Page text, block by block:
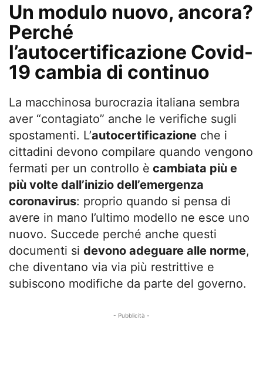
Un modulo nuovo, ancora?
Perché
l’autocertificazione Covid-
19 cambia di continuo
La macchinosa burocrazia italiana sembra
aver “contagiato” anche le verifiche sugli
spostamenti. L’autocertificazione che i
cittadini devono compilare quando vengono
fermati per un controllo è cambiata più e
più volte dall’inizio dell’emergenza
coronavirus: proprio quando si pensa di
avere in mano l’ultimo modello ne esce uno
nuovo. Succede perché anche questi
documenti si devono adeguare alle norme,
che diventano via via più restrittive e
subiscono modifiche da parte del governo.
- Pubblicità -